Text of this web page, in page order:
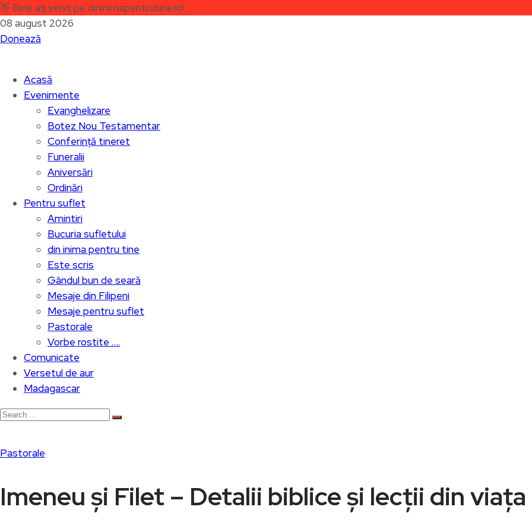
👋 Bine ați venit pe dininimapentrutine.ro!
08 august 2026
Donează
Acasă
Evenimente
Evanghelizare
Botez Nou Testamentar
Conferință tineret
Funeralii
Aniversări
Ordinări
Pentru suflet
Amintiri
Bucuria sufletului
din inima pentru tine
Este scris
Gândul bun de seară
Mesaje din Filipeni
Mesaje pentru suflet
Pastorale
Vorbe rostite ….
Comunicate
Versetul de aur
Madagascar
Pastorale
Imeneu și Filet – Detalii biblice și lecții din